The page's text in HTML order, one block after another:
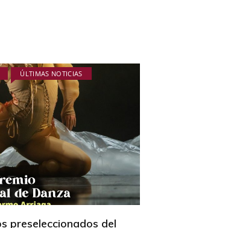
ÚLTIMAS NOTICIAS
preseleccionados del